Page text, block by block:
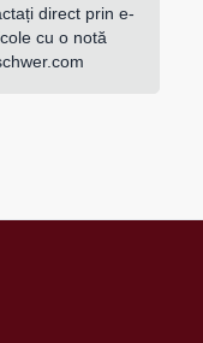
direct prin e-
cu o notă